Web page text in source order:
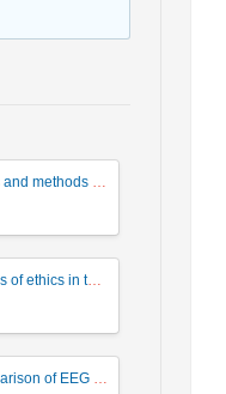
The enemies' platforms and methods for creating soft war and strategies for dealing with it from the perspective of the Quran
Educational foundations of ethics in the Quran and the Testaments
Investigation and comparison of EEG and ERP signal components between two groups of Qur'an memorizers and non-memorizers